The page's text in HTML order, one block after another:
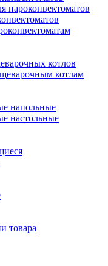
пароконвектоматов
котлов
котлам
напольные
настольные
товара